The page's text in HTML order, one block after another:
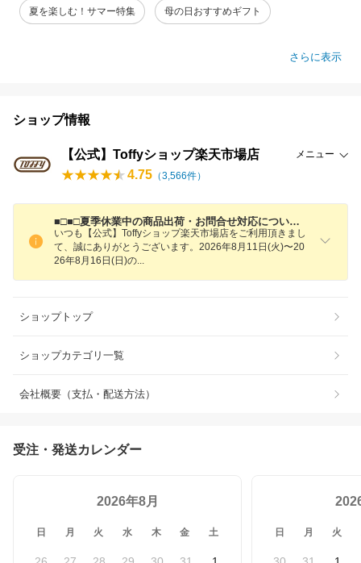
夏を楽しむ！サマー特集 母の日おすすめギフト
さらに表示
ショップ情報
【公式】Toffyショップ楽天市場店 メニュー
4.75 （3,566件）
■□■□夏季休業中の商品出荷・お問合せ対応についてのご案内□■□■
いつも【公式】Toffyショップ楽天市場店をご利用頂きまし
て、誠にありがとうございます。2026年8月11日(火)〜20
26年8月16日(日)の
ショップトップ
ショップカテゴリ一覧
会社概要（支払・配送方法）
受注・発送カレンダー
2026年8月
日 月 火 水 木 金 土 日 月 火